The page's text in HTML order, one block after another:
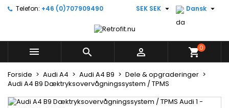
Telefon: +46 (0)707909490 Dansk 
SEK SEK 
   shopping_cart0
Forside Audi A4 Audi A4 B9
Dele & opgraderinger
Audi A4 B9 Dæktryksovervågningssystem / TPMS
×
add_circle_outlineCreate new list
×
((label))
((cancelText)) ((createText))
×
Du skal være logget på for at gemme produkter på
din ønskeliste.
((cancelText)) ((loginText))